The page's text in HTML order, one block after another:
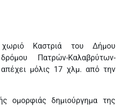
Καστριά του Δήμου
Πατρών-Καλαβρύτων-
μόλις 17 χλμ. από την
ομορφιάς δημιούργημα της